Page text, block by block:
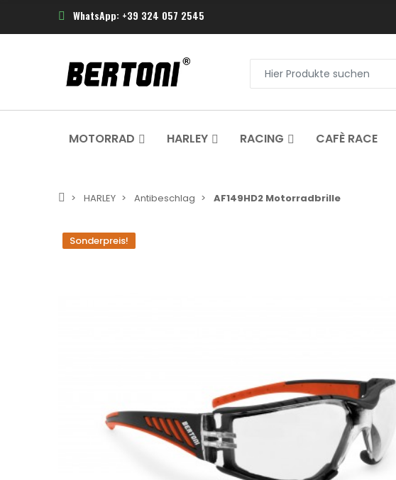
WhatsApp: +39 324 057 2545
MOTORRAD HARLEY RACING CAFÈ RACE
HARLEY Antibeschlag AF149HD2 Motorradbrille
Sonderpreis!